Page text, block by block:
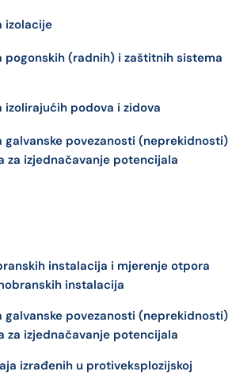
izolacije
pogonskih (radnih) i zaštitnih sistema
izolirajućih podova i zidova
galvanske povezanosti (neprekidnosti)
za izjednačavanje potencijala
instalacija i mjerenje otpora
instalacija
galvanske povezanosti (neprekidnosti)
za izjednačavanje potencijala
izrađenih u protiveksplozijskoj